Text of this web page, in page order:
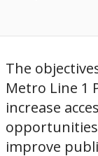
The
Metro Line 1
increase
opportunities
improve